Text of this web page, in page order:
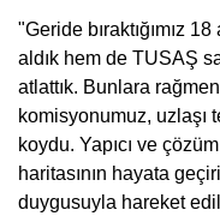
"Geride bıraktığımız
aldık hem de TUSAŞ
atlattık. Bunlara
komisyonumuz, uzlaşı
koydu. Yapıcı ve
haritasının hayata
duygusuyla hareket